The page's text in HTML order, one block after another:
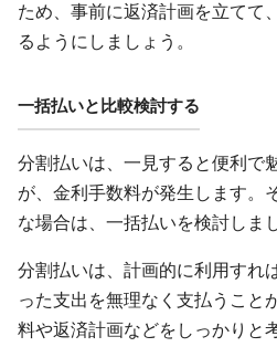
ため、事前に返済計画を立てて
るようにしましょう。
一括払いと比較検討する
分割払いは、一見すると便利で
が、金利手数料が発生します。
な場合は、一括払いを検討しま
分割払いは、計画的に利用すれ
った支出を無理なく支払うこと
料や返済計画などをしっかりと